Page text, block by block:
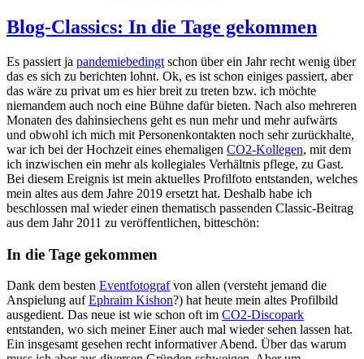
Blog-Classics: In die Tage gekommen
Es passiert ja pandemiebedingt schon über ein Jahr recht wenig über
das es sich zu berichten lohnt. Ok, es ist schon einiges passiert, aber
das wäre zu privat um es hier breit zu treten bzw. ich möchte
niemandem auch noch eine Bühne dafür bieten. Nach also mehreren
Monaten des dahinsiechens geht es nun mehr und mehr aufwärts
und obwohl ich mich mit Personenkontakten noch sehr zurückhalte,
war ich bei der Hochzeit eines ehemaligen CO2-Kollegen, mit dem
ich inzwischen ein mehr als kollegiales Verhältnis pflege, zu Gast.
Bei diesem Ereignis ist mein aktuelles Profilfoto entstanden, welches
mein altes aus dem Jahre 2019 ersetzt hat. Deshalb habe ich
beschlossen mal wieder einen thematisch passenden Classic-Beitrag
aus dem Jahr 2011 zu veröffentlichen, bitteschön:
In die Tage gekommen
Dank dem besten Eventfotografvon allen (versteht jemand die
Anspielung aufEphraim Kishon?) hat heute mein altes Profilbild
ausgedient. Das neue ist wie schon oft im CO2-Discopark
entstanden, wo sich meiner Einer auch mal wieder sehen lassen hat.
Ein insgesamt gesehen recht informativer Abend. Über das warum